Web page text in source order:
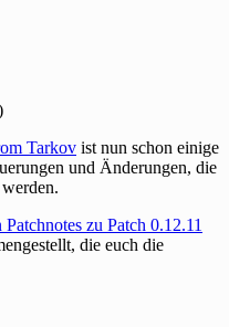
Tarkov ist nun schon einige
und Änderungen, die
zu Patch 0.12.11
die euch die